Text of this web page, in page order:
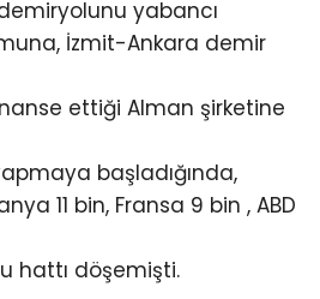
yabancı
İzmit-Ankara demir
ettiği Alman şirketine
başladığında,
11 bin, Fransa 9 bin , ABD
hattı döşemişti.